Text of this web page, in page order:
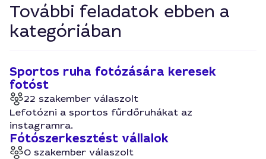
További feladatok ebben a
kategóriában
Sportos ruha fotózására keresek
fotóst
22 szakember válaszolt
Lefotózni a sportos fűrdőruhákat az
instagramra.
Fótószerkesztést vállalok
0 szakember válaszolt